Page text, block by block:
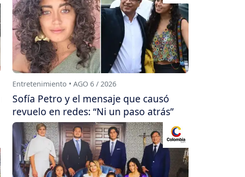
Entretenimiento • AGO 6 / 2026
Sofía Petro y el mensaje que causó
revuelo en redes: “Ni un paso atrás”